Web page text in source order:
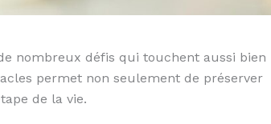
nombreux défis qui touchent aussi bien
permet non seulement de préserver
de la vie.